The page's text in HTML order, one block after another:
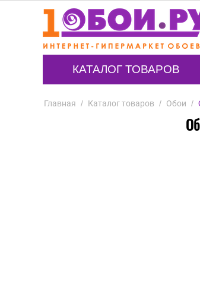
КАТАЛОГ ТОВАРОВ
Главная / Каталог товаров / Обои /